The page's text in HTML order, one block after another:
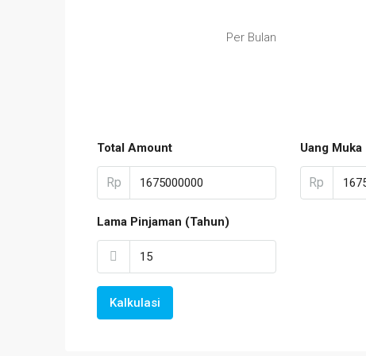
Per Bulan
Total Amount
Rp
Uang Muka
Rp
Lama Pinjaman (Tahun)
Kalkulasi